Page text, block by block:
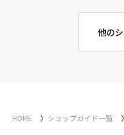
他の
HOME ショップガイド一覧